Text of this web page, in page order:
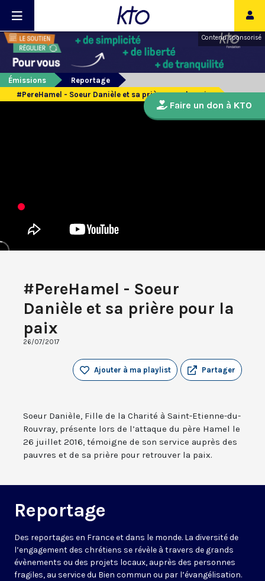
Contenu sponsorisé
Émissions
Reportage
#PereHamel - Soeur Danièle et sa prière pour la paix
#PereHamel - Soeur
Danièle et sa prière pour la
paix
26/07/2017
Partager
Ajouter à ma playlist
Soeur Danièle, Fille de la Charité à Saint-Etienne-du-
Rouvray, présente lors de l’attaque du père Hamel le
26 juillet 2016, témoigne de son service auprès des
pauvres et de sa prière pour retrouver la paix.
Reportage
Des reportages en France et dans le monde. La diversité de
l’engagement des chrétiens se révèle à travers de grands
évènements ou des projets locaux, auprès des personnes
fragiles, au service du Bien commun ou par l’évangélisation.
Faire un don à KTO